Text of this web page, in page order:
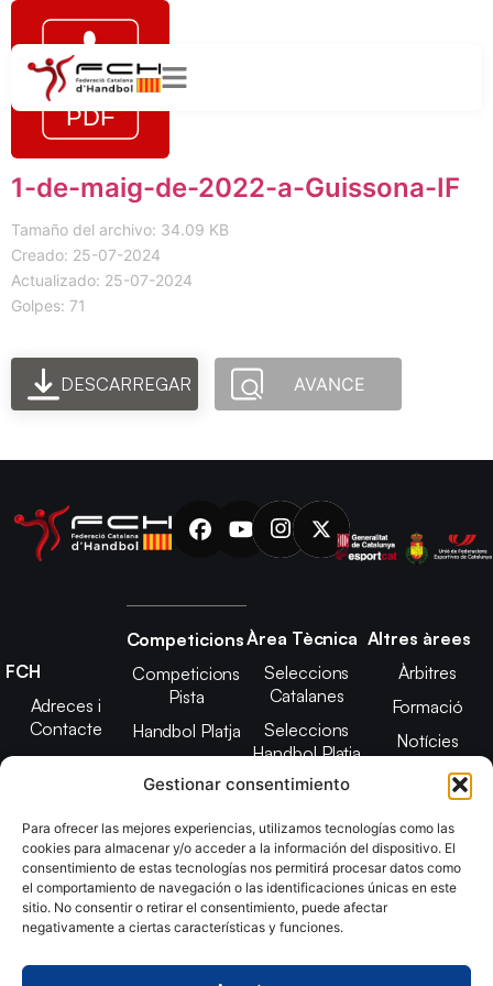
Gestionar consentimiento
Para ofrecer las mejores experiencias, utilizamos tecnologías como las
cookies para almacenar y/o acceder a la información del dispositivo. El
consentimiento de estas tecnologías nos permitirá procesar datos como
el comportamiento de navegación o las identificaciones únicas en este
sitio. No consentir o retirar el consentimiento, puede afectar
negativamente a ciertas características y funciones.
1-de-maig-de-2022-a-Guissona-IF
Tamaño del archivo: 34.09 KB
Creado: 25-07-2024
Actualizado: 25-07-2024
Golpes: 71
DESCARREGAR AVANCE
FCH
Adreces i
Contacte
Junta Directiva
2025
Estatuts
Transparència
Imatge
Competicions
Competicions
Pista
Handbol Platja
Àrea Tècnica
Seleccions
Catalanes
Seleccions
Handbol Platja
Tecnificació
CATH
Promoció
Altres àrees
Àrbitres
Formació
Notícies
Adreces de
contacte